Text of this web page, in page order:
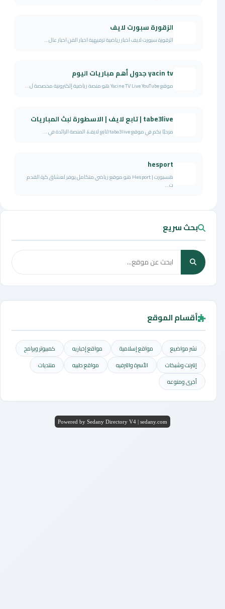
الزقورة سبورت لايف
الزقورة سبورت لايف اخبار رياضية ترفيهية اخبار الفن اخبار عال...
yacin tv جدول أهم مباريات اليوم
موقع Yacine TV Live YouTube هو منصة رياضية إلكترونية مخصصة ل...
tabe3live | تابع لايف | الاسطورة لبث المباريات
مرحبًا بكم في موقع taba3live (تابع لايف)، المنصة الرائدة في ...
hesport
هسبورت | Hesport هو موقع رياضي متكامل يوفر لعشاق كرة القدم
ت...
بحث سريع
أقسام الموقع
نشر مواضيع مواقع إسلامية مواقع إخباريه
كمبيوتر وبرامج
إنترنت وشبكات
الأسرة والترفيه مواقع طبيه
منتديات
أخرى ومنوعه
Powered by Sedany Directory V4 | sedany.com